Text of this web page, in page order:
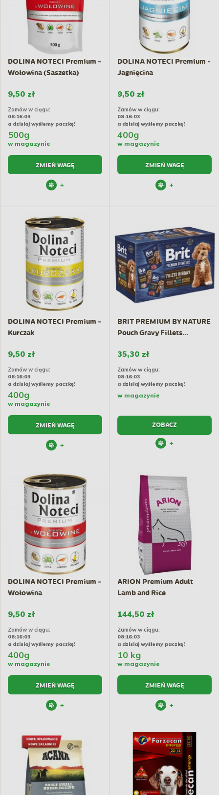
DOLINA NOTECI Premium -
Wołowina (Saszetka)
9,50 zł
Zamów w ciągu:
08:16:02
a dzisiaj wyślemy paczkę!
500g
w magazynie
ZMIEŃ WAGĘ
+
DOLINA NOTECI Premium -
Jagnięcina
9,50 zł
Zamów w ciągu:
08:16:02
a dzisiaj wyślemy paczkę!
400g
w magazynie
ZMIEŃ WAGĘ
+
DOLINA NOTECI Premium -
Kurczak
9,50 zł
Zamów w ciągu:
08:16:02
a dzisiaj wyślemy paczkę!
400g
w magazynie
ZMIEŃ WAGĘ
+
BRIT PREMIUM BY NATURE
Pouch Gravy Fillets...
35,30 zł
Zamów w ciągu:
08:16:02
a dzisiaj wyślemy paczkę!
w magazynie
ZOBACZ
+
DOLINA NOTECI Premium -
Wołowina
9,50 zł
Zamów w ciągu:
08:16:02
a dzisiaj wyślemy paczkę!
400g
w magazynie
ZMIEŃ WAGĘ
+
ARION Premium Adult
Lamb and Rice
144,50 zł
Zamów w ciągu:
08:16:02
a dzisiaj wyślemy paczkę!
10 kg
w magazynie
ZMIEŃ WAGĘ
+